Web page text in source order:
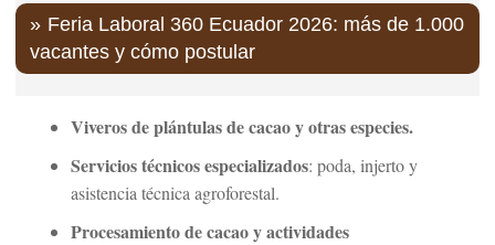
Feria Laboral 360 Ecuador 2026: más de 1.000
vacantes y cómo postular
Viveros de plántulas de cacao y otras especies.
Servicios técnicos especializados: poda, injerto y
asistencia técnica agroforestal.
Procesamiento de cacao y actividades